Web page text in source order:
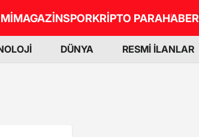
MAGAZİNSPORKRİPTO PARAHABER
DÜNYA RESMİ İLANLAR